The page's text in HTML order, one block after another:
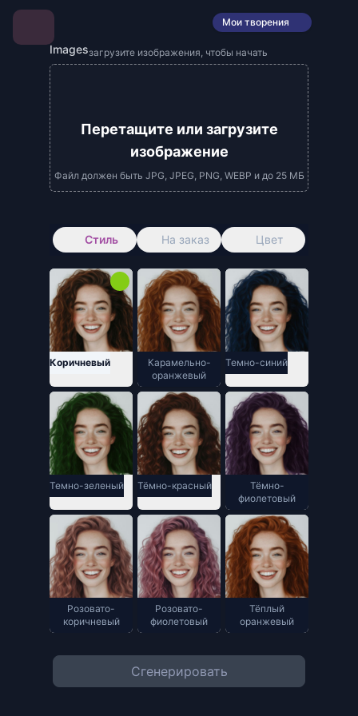
Мои творения
Imagesзагрузите изображения, чтобы начать
Перетащите или загрузите
изображение
Файл должен быть JPG, JPEG, PNG, WEBP и до 25 МБ
Стиль На заказ Цвет
Коричневый
Карамельно-
оранжевый
Темно-синий
Темно-зеленый Тёмно-красный
Тёмно-
фиолетовый
Розовато-
коричневый
Розовато-
фиолетовый
Тёплый
оранжевый
Сгенерировать